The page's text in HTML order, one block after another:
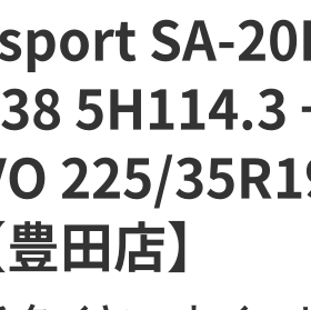
SA-
5H114.3
225/
田店】